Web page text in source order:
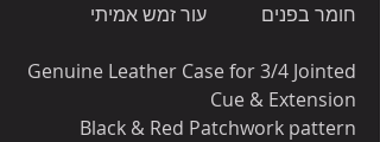
חומר בפנים
עור זמש אמיתי
Genuine Leather Case for 3/4 Jointed
Cue & Extension
Black & Red Patchwork pattern